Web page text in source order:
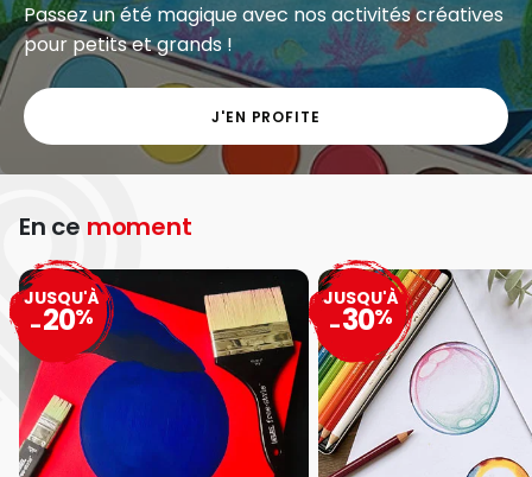
Passez un été magique avec nos activités créatives
pour petits et grands !
J'EN PROFITE
En ce moment
JUSQU'À
-20%
JUSQU'À
-30%